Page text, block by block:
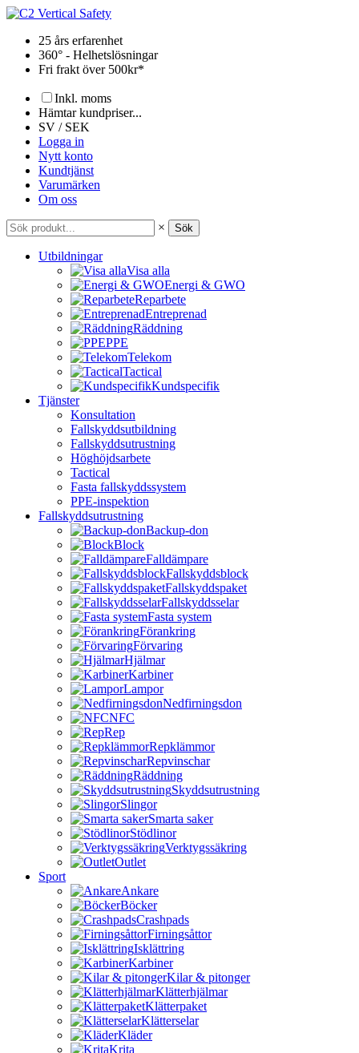
Hoppa
innehåll25 års erfarenhet
360° - Helhetslösningar
Fri frakt över 500kr*
Inkl. moms
Hämtar kundpriser...
SV / SEK
Logga in
Nytt konto
Kundtjänst
Varumärken
Om oss
× Sök
Utbildningar
Visa alla
Energi & GWO
Reparbete
Entreprenad
Räddning
PPE
Telekom
Tactical
Kundspecifik
Tjänster
Konsultation
Fallskyddsutbildning
Fallskyddsutrustning
Höghöjdsarbete
Tactical
Fasta fallskyddssystem
PPE-inspektion
Fallskyddsutrustning
Backup-don
Block
Falldämpare
Fallskyddsblock
Fallskyddspaket
Fallskyddsselar
Fasta system
Förankring
Förvaring
Hjälmar
Karbiner
Lampor
Nedfirningsdon
NFC
Rep
Repklämmor
Repvinschar
Räddning
Skyddsutrustning
Slingor
Smarta saker
Stödlinor
Verktygssäkring
Outlet
Sport
Ankare
Böcker
Crashpads
Firningsåttor
Isklättring
Karbiner
Kilar & pitonger
Klätterhjälmar
Klätterpaket
Klätterselar
Kläder
Krita